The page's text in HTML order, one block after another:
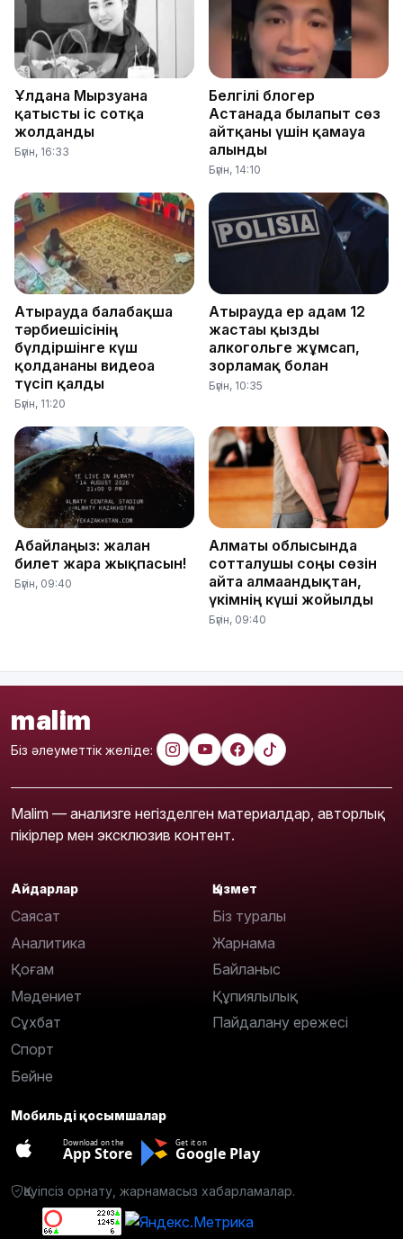
Ұлдана Мырзуанға
қатысты іс сотқа
жолданды
Бүгін, 16:33
Белгілі блогер
Астанада былапыт сөз
айтқаны үшін қамауға
алынды
Бүгін, 14:10
Атырауда балабақша
тәрбиешісінің
бүлдіршінге күш
қолданғаны видеоға
түсіп қалды
Бүгін, 11:20
Атырауда ер адам 12
жастағы қызды
алкогольге жұмсап,
зорламақ болған
Бүгін, 10:35
Абайлаңыз: жалған
билет жарға жықпасын!
Бүгін, 09:40
Алматы облысында
сотталушы соңғы сөзін
айта алмағандықтан,
үкімнің күші жойылды
Бүгін, 09:40
malim
Біз әлеуметтік желіде:
Malim — анализге негізделген материалдар, авторлық
пікірлер мен эксклюзив контент.
Айдарлар
Саясат
Аналитика
Қоғам
Мәдениет
Сұхбат
Спорт
Бейне
Қызмет
Біз туралы
Жарнама
Байланыс
Құпиялылық
Пайдалану ережесі
Мобильді қосымшалар
Download on the
App Store
Get it on
Google Play
Қауіпсіз орнату, жарнамасыз хабарламалар.